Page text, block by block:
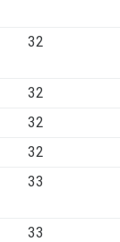
32
32
32
32
33
33